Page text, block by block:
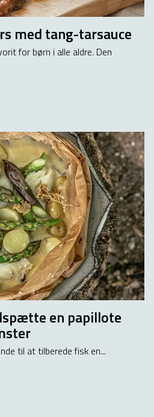
med tang-tarsauce
for børn i alle aldre. Den
en papillote
til at tilberede fisk en...